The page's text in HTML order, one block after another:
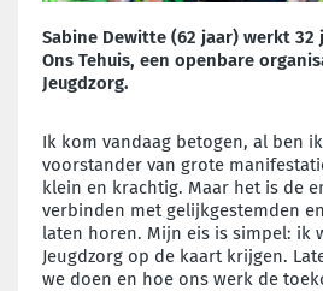
Sabine Dewitte (62 jaar) werkt 32
Ons Tehuis, een openbare
Jeugdzorg.
Ik kom vandaag betogen, al ben
voorstander van grote
klein en krachtig. Maar het is de
verbinden met gelijkgestemden
laten horen. Mijn eis is simpel: ik
Jeugdzorg op de kaart krijgen.
we doen en hoe ons werk de